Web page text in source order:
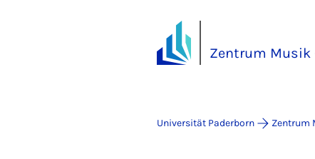
Zentrum Musik
Universität Paderborn Zentrum